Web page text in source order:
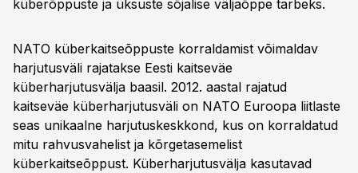
küberõppuste ja üksuste sõjalise väljaõppe tarbeks.
NATO küberkaitseõppuste korraldamist võimaldav
harjutusväli rajatakse Eesti kaitseväe
küberharjutusvälja baasil. 2012. aastal rajatud
kaitseväe küberharjutusväli on NATO Euroopa liitlaste
seas unikaalne harjutuskeskkond, kus on korraldatud
mitu rahvusvahelist ja kõrgetasemelist
küberkaitseõppust. Küberharjutusvälja kasutavad